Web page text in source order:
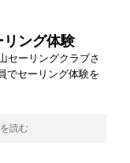
ング体験
セーリングクラブさ
でセーリング体験を
読む